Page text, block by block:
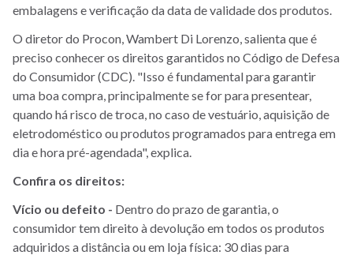
embalagens e verificação da data de validade dos produtos.
O diretor do Procon, Wambert Di Lorenzo, salienta que é
preciso conhecer os direitos garantidos no Código de Defesa
do Consumidor (CDC). "Isso é fundamental para garantir
uma boa compra, principalmente se for para presentear,
quando há risco de troca, no caso de vestuário, aquisição de
eletrodoméstico ou produtos programados para entrega em
dia e hora pré-agendada", explica.
Confira os direitos:
Vício ou defeito - Dentro do prazo de garantia, o
consumidor tem direito à devolução em todos os produtos
adquiridos a distância ou em loja física: 30 dias para